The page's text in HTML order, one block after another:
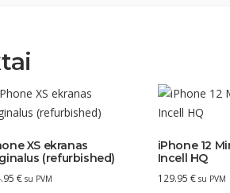
XS ekranas
(refurbished)
€ su PVM
iPhone 12
Incell HQ
129.95 € su PVM